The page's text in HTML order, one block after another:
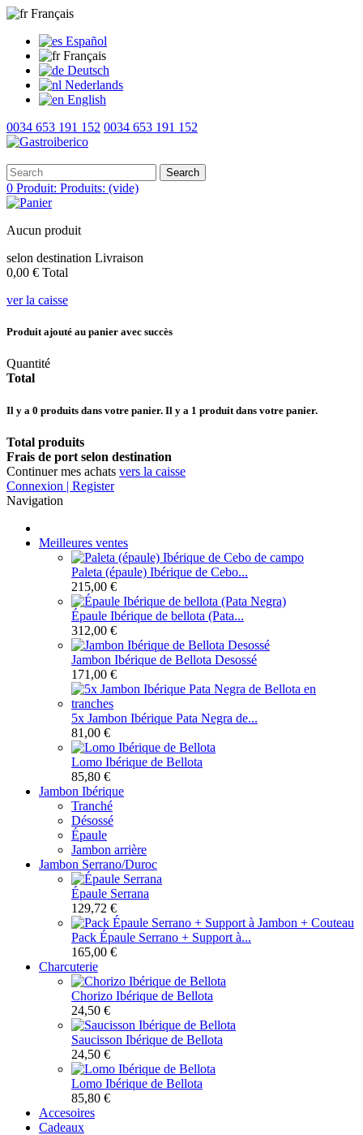
Français
Español
Français
Deutsch
Nederlands
English
0034 653 191 152 0034 653 191 152
Search
0 Produit: Produits: (vide)
Aucun produit
selon destination Livraison
0,00 € Total
ver la caisse
Produit ajouté au panier avec succès
Quantité
Total
Il y a 0 produits dans votre panier. Il y a 1 produit dans votre panier.
Total produits
Frais de port selon destination
Continuer mes achats vers la caisse
Connexion | Register
Navigation
Meilleures ventes
Paleta (épaule) Ibérique de Cebo...
215,00 €
Épaule Ibérique de bellota (Pata...
312,00 €
Jambon Ibérique de Bellota Desossé
171,00 €
5x Jambon Ibérique Pata Negra de...
81,00 €
Lomo Ibérique de Bellota
85,80 €
Jambon Ibérique
Tranché
Désossé
Épaule
Jambon arrière
Jambon Serrano/Duroc
Épaule Serrana
129,72 €
Pack Épaule Serrano + Support à...
165,00 €
Charcuterie
Chorizo Ibérique de Bellota
24,50 €
Saucisson Ibérique de Bellota
24,50 €
Lomo Ibérique de Bellota
85,80 €
Accesoires
Cadeaux